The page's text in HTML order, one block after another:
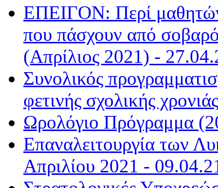
ΕΠΕΙΓΟΝ: Περί
που πάσχουν από
(Απρίλιος 2021) -
Συνολικός
φετινής σχολικής
Ωρολόγιο Πρόγραμμα
Επαναλειτουργία των
Απριλίου 2021 -